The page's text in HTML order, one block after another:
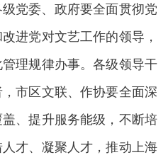
委、政府要全面贯彻党
进党对文艺工作的领导，
理规律办事。各级领导干
市区文联、作协要全面深
、提升服务能级，不断培
才、凝聚人才，推动上海